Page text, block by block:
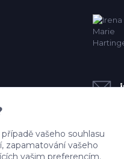
vašeho souhlasu
zapamatování vašeho
vašim preferencím.